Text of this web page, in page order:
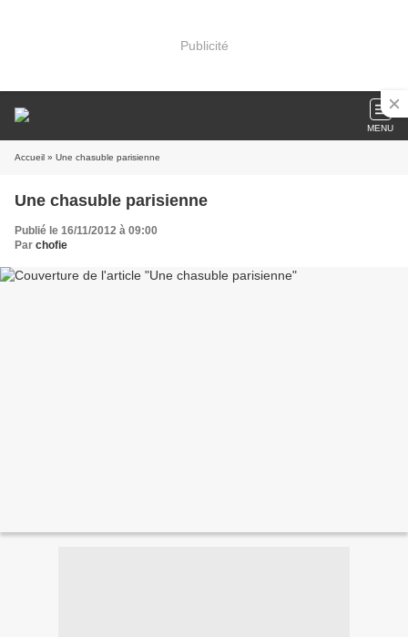
Publicité
MENU
Accueil » Une chasuble parisienne
Une chasuble parisienne
Publié le 16/11/2012 à 09:00
Par chofie